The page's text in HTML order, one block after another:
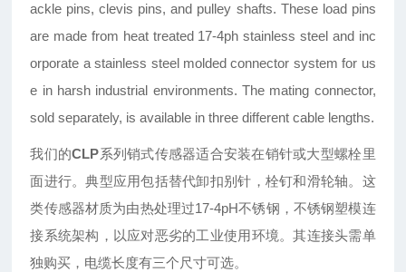
ackle pins, clevis pins, and pulley shafts. These load pins
are made from heat treated 17-4ph stainless steel and inc
orporate a stainless steel molded connector system for us
e in harsh industrial environments. The mating connector,
sold separately, is available in three different cable lengths.
我们的CLP系列销式传感器适合安装在销针或大型螺栓里
面进行。典型应用包括替代卸扣别针，栓钉和滑轮轴。这
类传感器材质为由热处理过17-4pH不锈钢，不锈钢塑模连
接系统架构，以应对恶劣的工业使用环境。其连接头需单
独购买，电缆长度有三个尺寸可选。